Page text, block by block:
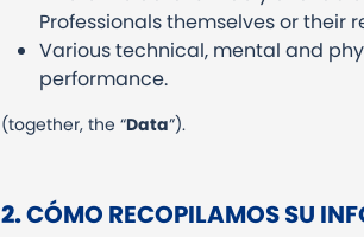
Professionals themselves or
Various technical, mental and
performance.
(together, the “Data”).
2.CÓMO RECOPILAMOS SU